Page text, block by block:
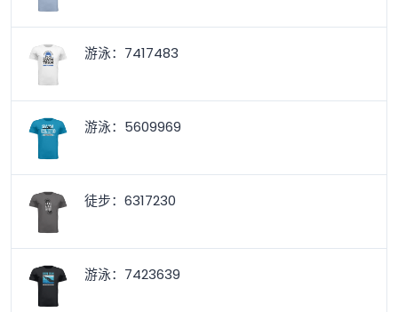
游泳：7417483
游泳：5609969
徒步：6317230
游泳：7423639